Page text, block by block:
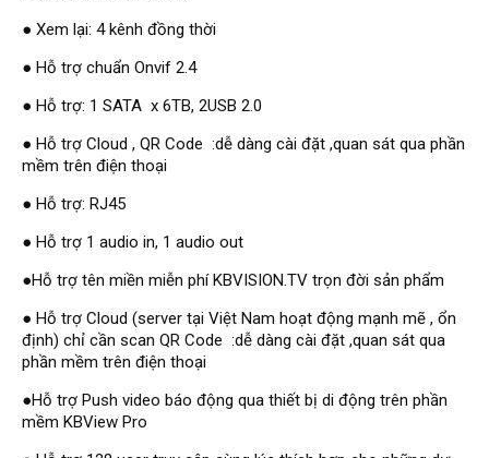
Đầu ghi HIKVISION
Đầu ghi Visionhitech
Đầu ghi Dahua
Đầu ghi KBVISION
Thiết bị chống trộm Paradox
access control
Khóa điện tử VIRO
Khóa điện tử KBVISION
Access control Syris
Giải pháp
● Xem lại: 4 kênh đồng thời
● Hỗ trợ chuẩn Onvif 2.4
● Hỗ trợ: 1 SATA x 6TB, 2USB 2.0
● Hỗ trợ Cloud , QR Code :dễ dàng cài đặt ,quan sát qua phần
mềm trên điện thoại
● Hỗ trợ: RJ45
● Hỗ trợ 1 audio in, 1 audio out
●Hỗ trợ tên miền miễn phí KBVISION.TV trọn đời sản phẩm
● Hỗ trợ Cloud (server tại Việt Nam hoạt động mạnh mẽ , ổn
định) chỉ cần scan QR Code :dễ dàng cài đặt ,quan sát qua
phần mềm trên điện thoại
●Hỗ trợ Push video báo động qua thiết bị di động trên phần
mềm KBView Pro